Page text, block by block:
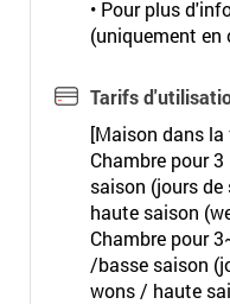
• Pour plus
(uniquement en
Tarifs
[Maison dans la
Chambre pour
saison (jours
haute saison
Chambre pour
/basse saison
wons / haute